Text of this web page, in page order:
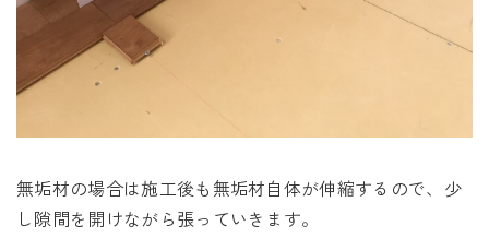
無垢材の場合は施工後も無垢材自体が伸縮するので、少
し隙間を開けながら張っていきます。